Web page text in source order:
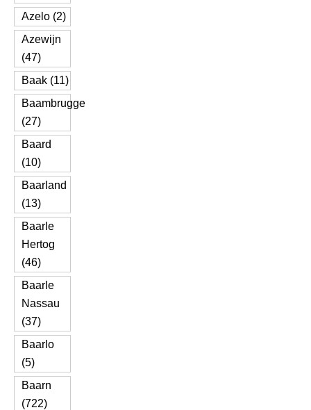
Azelo (2)
Azewijn
(47)
Baak (11)
Baambrugge
(27)
Baard
(10)
Baarland
(13)
Baarle
Hertog
(46)
Baarle
Nassau
(37)
Baarlo
(5)
Baarn
(722)